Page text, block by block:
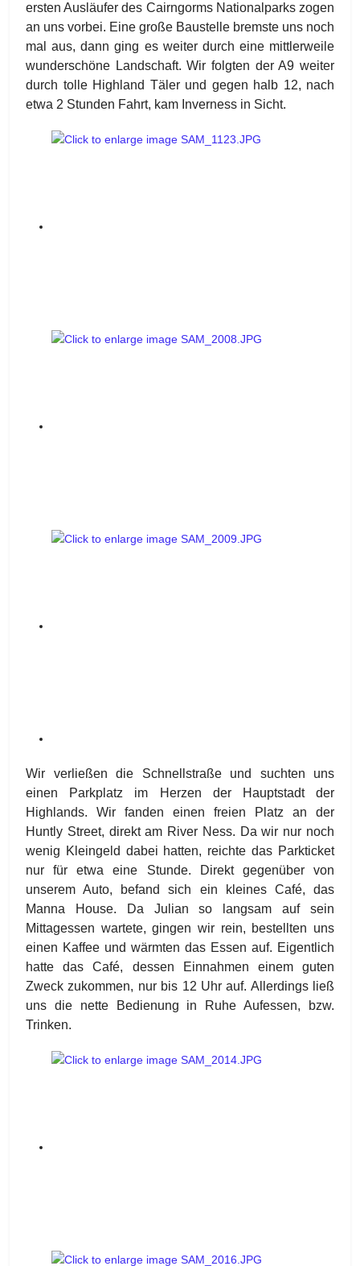
ersten Ausläufer des Cairngorms Nationalparks zogen
an uns vorbei. Eine große Baustelle bremste uns noch
mal aus, dann ging es weiter durch eine mittlerweile
wunderschöne Landschaft. Wir folgten der A9 weiter
durch tolle Highland Täler und gegen halb 12, nach
etwa 2 Stunden Fahrt, kam Inverness in Sicht.
Wir verließen die Schnellstraße und suchten uns
einen Parkplatz im Herzen der Hauptstadt der
Highlands. Wir fanden einen freien Platz an der
Huntly Street, direkt am River Ness. Da wir nur noch
wenig Kleingeld dabei hatten, reichte das Parkticket
nur für etwa eine Stunde. Direkt gegenüber von
unserem Auto, befand sich ein kleines Café, das
Manna House. Da Julian so langsam auf sein
Mittagessen wartete, gingen wir rein, bestellten uns
einen Kaffee und wärmten das Essen auf. Eigentlich
hatte das Café, dessen Einnahmen einem guten
Zweck zukommen, nur bis 12 Uhr auf. Allerdings ließ
uns die nette Bedienung in Ruhe Aufessen, bzw.
Trinken.